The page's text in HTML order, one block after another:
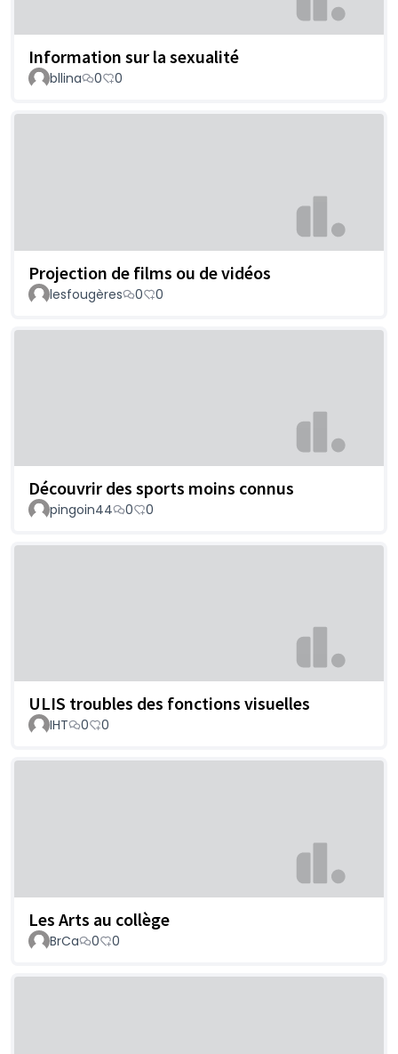
Information sur la sexualité
bllina 0 0
Projection de films ou de vidéos
lesfougères 0 0
Découvrir des sports moins connus
pingoin44 0 0
ULIS troubles des fonctions visuelles
IHT 0 0
Les Arts au collège
BrCa 0 0